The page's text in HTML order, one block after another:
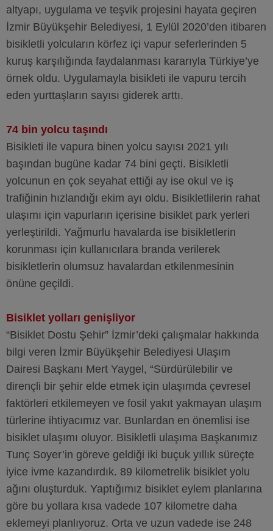
altyapı, uygulama ve teşvik projesini hayata geçiren
İzmir Büyükşehir Belediyesi, 1 Eylül 2020’den itibaren
bisikletli yolcuların körfez içi vapur seferlerinden 5
kuruş karşılığında faydalanması kararıyla Türkiye’ye
örnek oldu. Uygulamayla bisikleti ile vapuru tercih
eden yurttaşların sayısı giderek arttı.
74 bin yolcu taşındı
Bisikleti ile vapura binen yolcu sayısı 2021 yılı
başından bugüne kadar 74 bini geçti. Bisikletli
yolcunun en çok seyahat ettiği ay ise okul ve iş
trafiğinin hızlandığı ekim ayı oldu. Bisikletlilerin rahat
ulaşımı için vapurların içerisine bisiklet park yerleri
yerleştirildi. Yağmurlu havalarda ise bisikletlerin
korunması için kullanıcılara branda verilerek
bisikletlerin olumsuz havalardan etkilenmesinin
önüne geçildi.
Bisiklet yolları genişliyor
“Bisiklet Dostu Şehir” İzmir’deki çalışmalar hakkında
bilgi veren İzmir Büyükşehir Belediyesi Ulaşım
Dairesi Başkanı Mert Yaygel, “Sürdürülebilir ve
dirençli bir şehir elde etmek için ulaşımda çevresel
faktörleri etkilemeyen ve fosil yakıt yakmayan ulaşım
türlerine ihtiyacımız var. Bunlardan en önemlisi ise
bisiklet ulaşımı oluyor. Bisikletli ulaşıma Başkanımız
Tunç Soyer’in göreve geldiği iki buçuk yıllık süreçte
iyice ivme kazandırdık. 89 kilometrelik bisiklet yolu
ağını oluşturduk. Yaptığımız bisiklet eylem planlarına
göre bu yollara kısa vadede 107 kilometre daha
eklemeyi planlıyoruz. Orta ve uzun vadede ise 248